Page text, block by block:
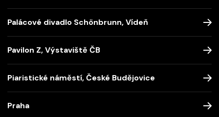
Palácové divadlo Schönbrunn, Vídeň
Pavilon Z, Výstaviště ČB
Piaristické náměstí, České Budějovice
Praha